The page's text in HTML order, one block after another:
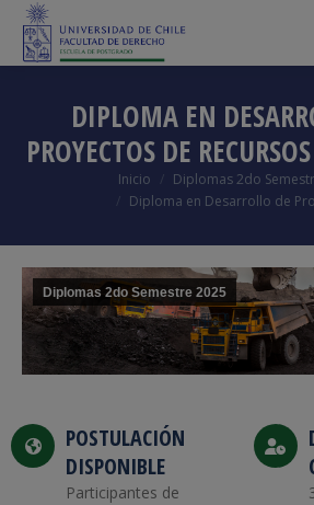
DIPLOMA EN
PROYECTOS DE
Inicio
Diplomas 2do
Diploma en Desarrollo de
Diplomas 2do Semestre 2025
POSTULACIÓN
DISPONIBLE
Participantes de